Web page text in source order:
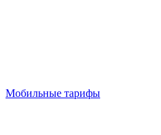
Мобильные тарифы